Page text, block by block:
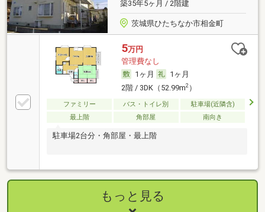
築35年5ヶ月 / 2階建
茨城県ひたちなか市相金町
5万円
管理費なし
1ヶ月
1ヶ月
2階 / 3DK（52.99m2）
ファミリー バス・トイレ別
駐車場(近隣含)
最上階
角部屋 南向き
駐車場2台分・角部屋・最上階
もっと見る